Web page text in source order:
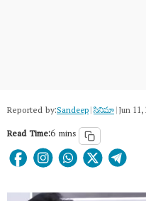
Reported by:Sandeep|సినిమా|Jun
Read Time:6 mins